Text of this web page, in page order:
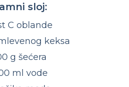
sloj:
C oblande
keksa
g šećera
ml vode